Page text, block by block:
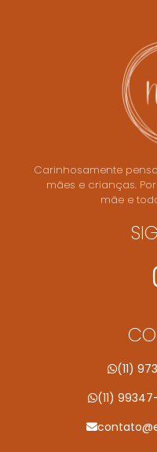
Carinhosamente
mães e crianças.
mãe e
(11)
(11)